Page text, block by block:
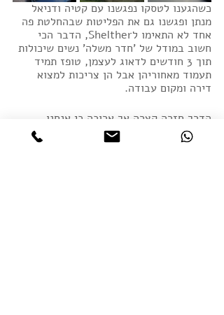
כשהגענו לטסקו נפגשנו עם קטיה ודניאל
מנתן ופגשנו גם את הפליטות שבהחלטת פה
אחד לא התאימו לShelther, הדבר הכי
חשוב במודל של 'חדר משלה' נשים שיכולות
תוך 3 חודשים לדאוג לעצמן, טופז תמיד
תעמוד מאחוריהן אבל הן צריכות למצוא
דירה ומקום עבודה.
הדרך חזרה קצרה אך ארוכה כי אנחנו
ממהרות להגיע לבית מס 2. קבענו איתם ב
18:00...